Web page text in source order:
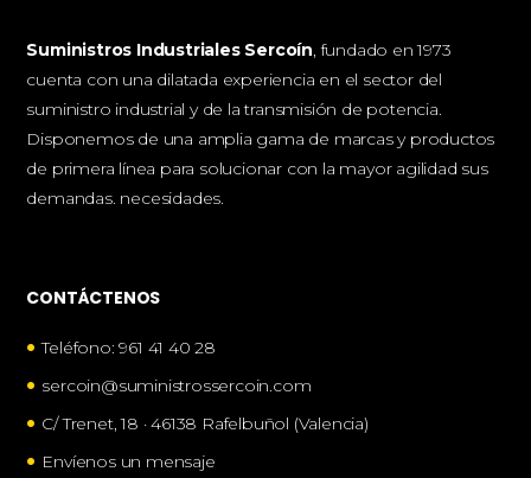
Suministros Industriales Sercoín, fundado en 1973
cuenta con una dilatada experiencia en el sector del
suministro industrial y de la transmisión de potencia.
Disponemos de una amplia gama de marcas y productos
de primera línea para solucionar con la mayor agilidad sus
demandas. necesidades.
CONTÁCTENOS
• Teléfono: 961 41 40 28
• sercoin@suministrossercoin.com
• C/ Trenet, 18 · 46138 Rafelbuñol (Valencia)
• Envíenos un mensaje